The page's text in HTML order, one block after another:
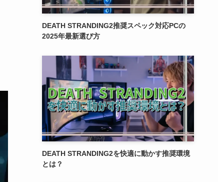
DEATH STRANDING2推奨スペック対応PCの
2025年最新選び方
DEATH STRANDING2を快適に動かす推奨環境
とは？